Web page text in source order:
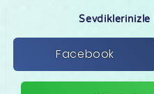
Sevdiklerinizle
Facebook